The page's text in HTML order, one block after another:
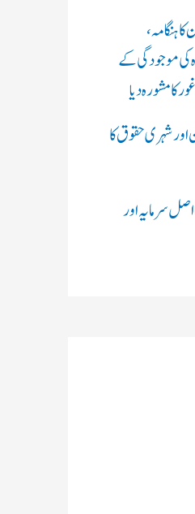
ہنگامہ،
موجودگی کے
کا مشورہ دیا
اور شہری حقوق کا
سرمایہ اور